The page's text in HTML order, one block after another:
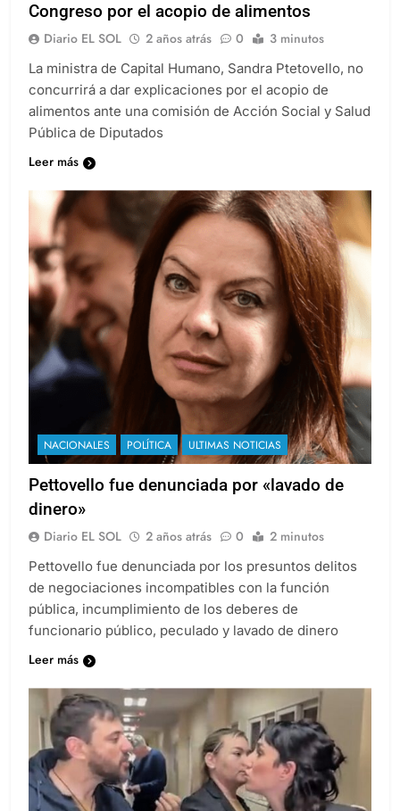
Congreso por el acopio de alimentos
Diario EL SOL 2 años atrás 0 3 minutos
La ministra de Capital Humano, Sandra Ptetovello, no
concurrirá a dar explicaciones por el acopio de
alimentos ante una comisión de Acción Social y Salud
Pública de Diputados
Leer más
NACIONALES POLÍTICA ULTIMAS NOTICIAS
Pettovello fue denunciada por «lavado de
dinero»
Diario EL SOL 2 años atrás 0 2 minutos
Pettovello fue denunciada por los presuntos delitos
de negociaciones incompatibles con la función
pública, incumplimiento de los deberes de
funcionario público, peculado y lavado de dinero
Leer más